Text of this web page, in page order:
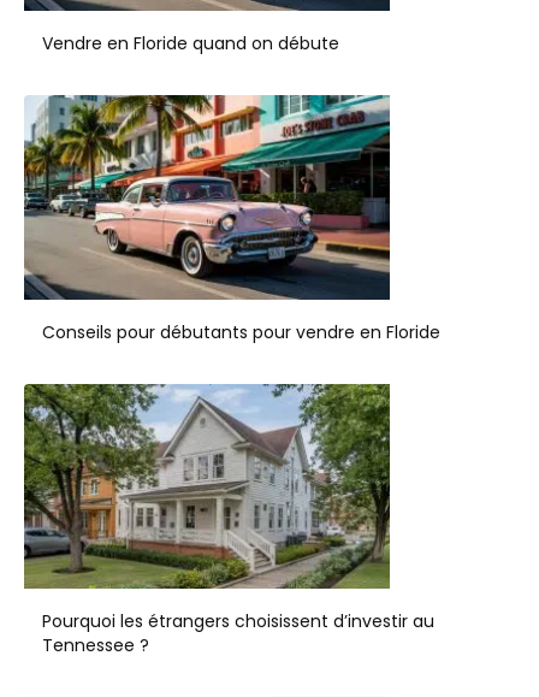
Vendre en Floride quand on débute
Conseils pour débutants pour vendre en Floride
Pourquoi les étrangers choisissent d’investir au
Tennessee ?